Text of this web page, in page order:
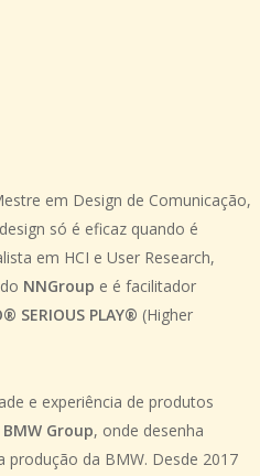
em Design de Comunicação,
só é eficaz quando é
em HCI e User Research,
NNGroup e é facilitador
SERIOUS PLAY® (Higher
e experiência de produtos
Group, onde desenha
produção da BMW. Desde 2017